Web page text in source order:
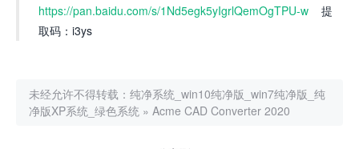
https://pan.baidu.com/s/1Nd5egk5yIgrlQemOgTPU-w 提
取码：i3ys
未经允许不得转载： 纯净系统_win10纯净版_win7纯净版_纯
净版XP系统_绿色系统 » Acme CAD Converter 2020